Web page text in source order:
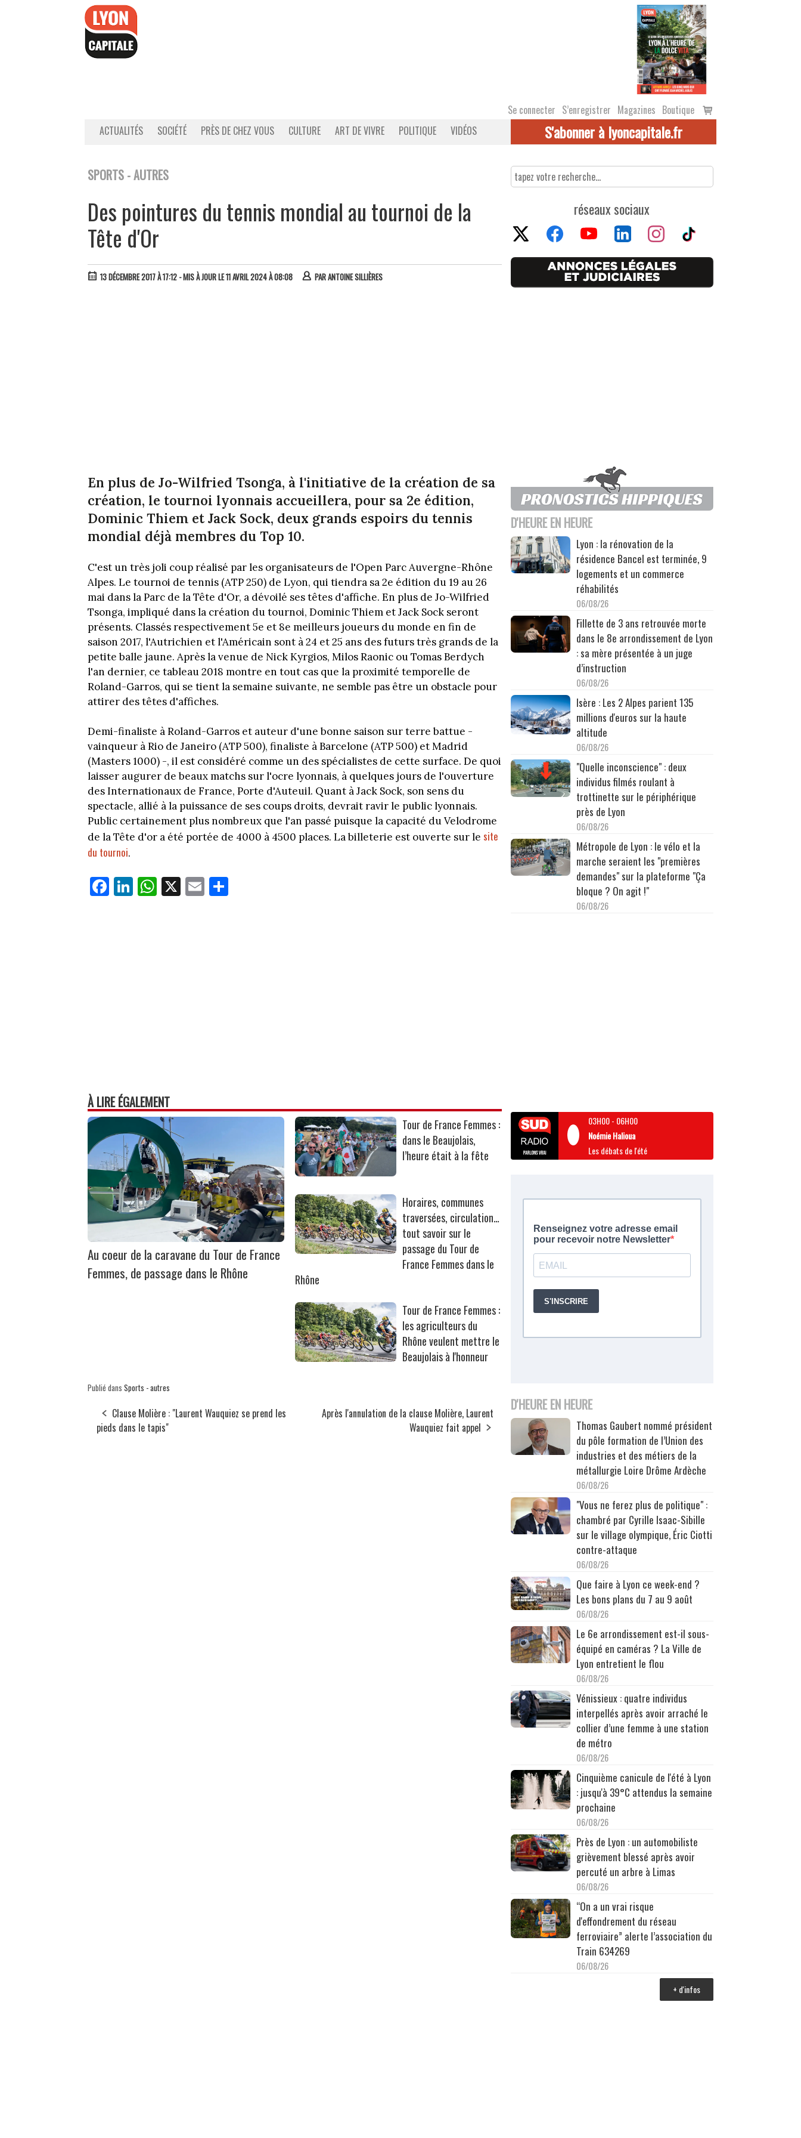
Se connecter S’enregistrer Magazines Boutique
Voir
le
ACTUALITÉS SOCIÉTÉ PRÈS DE CHEZ VOUS CULTURE ART DE VIVRE POLITIQUE VIDÉOS S'abonner à lyoncapitale.fr
SPORTS - AUTRES
Des pointures du tennis mondial au tournoi de la
Tête d'Or
13 DÉCEMBRE 2017 À 17:12 - MIS À JOUR LE 11 AVRIL 2024 À 08:08 PARANTOINE SILLIÈRES
En plus de Jo-Wilfried Tsonga, à l'initiative de la création de sa
création, le tournoi lyonnais accueillera, pour sa 2e édition,
Dominic Thiem et Jack Sock, deux grands espoirs du tennis
mondial déjà membres du Top 10.
C'est un très joli coup réalisé par les organisateurs de l'Open Parc Auvergne-Rhône
Alpes. Le tournoi de tennis (ATP 250) de Lyon, qui tiendra sa 2e édition du 19 au 26
mai dans la Parc de la Tête d'Or, a dévoilé ses têtes d'affiche. En plus de Jo-Wilfried
Tsonga, impliqué dans la création du tournoi, Dominic Thiem et Jack Sock seront
présents. Classés respectivement 5e et 8e meilleurs joueurs du monde en fin de
saison 2017, l'Autrichien et l'Américain sont à 24 et 25 ans des futurs très grands de la
petite balle jaune. Après la venue de Nick Kyrgios, Milos Raonic ou Tomas Berdych
l'an dernier, ce tableau 2018 montre en tout cas que la proximité temporelle de
Roland-Garros, qui se tient la semaine suivante, ne semble pas être un obstacle pour
attirer des têtes d'affiches.
Demi-finaliste à Roland-Garros et auteur d'une bonne saison sur terre battue -
vainqueur à Rio de Janeiro (ATP 500), finaliste à Barcelone (ATP 500) et Madrid
(Masters 1000) -, il est considéré comme un des spécialistes de cette surface. De quoi
laisser augurer de beaux matchs sur l'ocre lyonnais, à quelques jours de l'ouverture
des Internationaux de France, Porte d'Auteuil. Quant à Jack Sock, son sens du
spectacle, allié à la puissance de ses coups droits, devrait ravir le public lyonnais.
Public certainement plus nombreux que l'an passé puisque la capacité du Velodrome
de la Tête d'or a été portée de 4000 à 4500 places. La billeterie est ouverte sur le site
du tournoi.
Fa
ce
Li
nk
W
ha
X E
m
À LIRE ÉGALEMENT
Au coeur de la caravane du Tour de France
Femmes, de passage dans le Rhône
Tour de France Femmes :
dans le Beaujolais,
l’heure était à la fête
Horaires, communes
traversées, circulation…
tout savoir sur le
passage du Tour de
France Femmes dans le
Rhône
Tour de France Femmes :
les agriculteurs du
Rhône veulent mettre le
Beaujolais à l'honneur
Publié dans Sports - autres
Clause Molière : "Laurent Wauquiez se prend les
pieds dans le tapis"
Après l'annulation de la clause Molière, Laurent
Wauquiez fait appel
réseaux sociaux
D'HEURE EN HEURE
Lyon : la rénovation de la
résidence Bancel est terminée, 9
logements et un commerce
réhabilités
06/08/26
Fillette de 3 ans retrouvée morte
dans le 8e arrondissement de Lyon
: sa mère présentée à un juge
d’instruction
06/08/26
Isère : Les 2 Alpes parient 135
millions d'euros sur la haute
altitude
06/08/26
"Quelle inconscience" : deux
individus filmés roulant à
trottinette sur le périphérique
près de Lyon
06/08/26
Métropole de Lyon : le vélo et la
marche seraient les "premières
demandes" sur la plateforme "Ça
bloque ? On agit !"
06/08/26
03H00- 06H00
Noémie Halioua
Les débats de l'été
D'HEURE EN HEURE
Thomas Gaubert nommé président
du pôle formation de l’Union des
industries et des métiers de la
métallurgie Loire Drôme Ardèche
06/08/26
"Vous ne ferez plus de politique" :
chambré par Cyrille Isaac-Sibille
sur le village olympique, Éric Ciotti
contre-attaque
06/08/26
Que faire à Lyon ce week-end ?
Les bons plans du 7 au 9 août
06/08/26
Le 6e arrondissement est-il sous-
équipé en caméras ? La Ville de
Lyon entretient le flou
06/08/26
Vénissieux : quatre individus
interpellés après avoir arraché le
collier d’une femme à une station
de métro
06/08/26
Cinquième canicule de l'été à Lyon
: jusqu'à 39°C attendus la semaine
prochaine
06/08/26
Près de Lyon : un automobiliste
grièvement blessé après avoir
percuté un arbre à Limas
06/08/26
“On a un vrai risque
d'effondrement du réseau
ferroviaire” alerte l’association du
Train 634269
06/08/26
+ d'infos